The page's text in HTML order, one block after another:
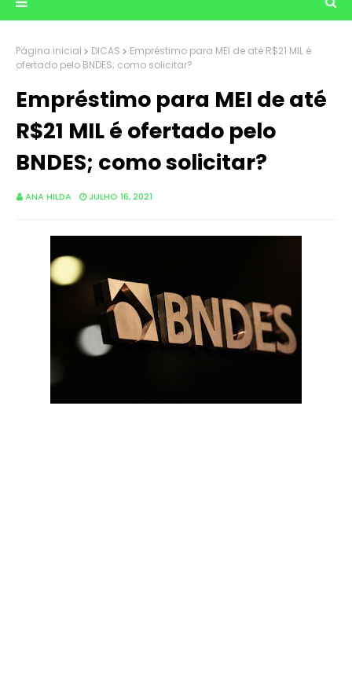
Página inicial DICAS
Empréstimo para MEI de até R$21 MIL é
ofertado pelo BNDES; como solicitar?
Empréstimo para MEI de até
R$21 MIL é ofertado pelo
BNDES; como solicitar?
ANA HILDA JULHO 16, 2021